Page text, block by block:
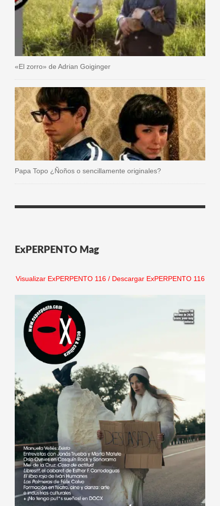
«El zorro» de Adrian Goiginger
Papa Topo ¿Ñoños o sencillamente originales?
ExPERPENTO Mag
Visualizar ExPERPENTO 116/ Descargar ExPERPENTO 116